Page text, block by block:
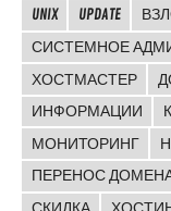
UNIX
UPDATE
СИСТЕМНОЕ
ХОСТМАСТЕР
ИНФОРМАЦИИ
МОНИТОРИНГ
ПЕРЕНОС